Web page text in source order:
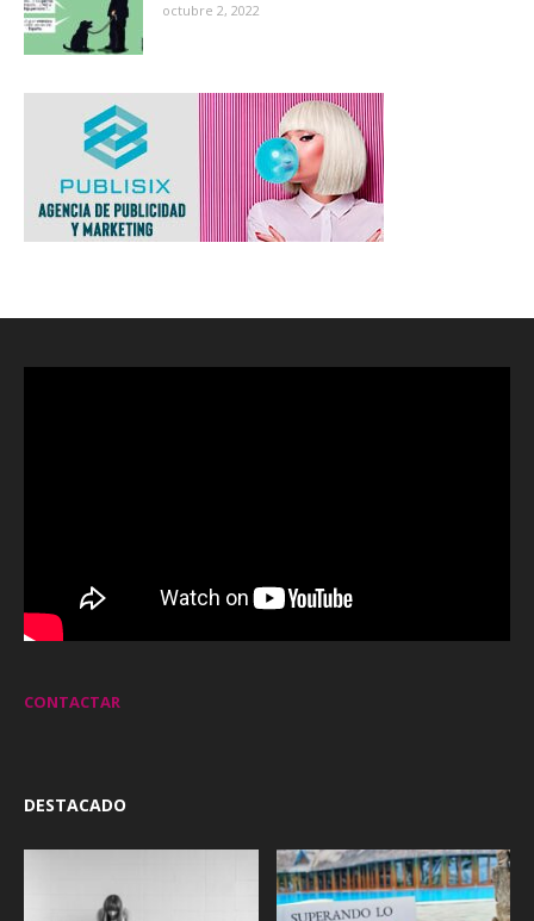
octubre 2, 2022
CONTACTAR
DESTACADO